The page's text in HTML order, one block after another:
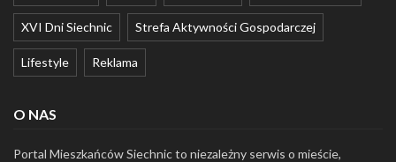
XVI Dni Siechnic Strefa Aktywności Gospodarczej
Lifestyle Reklama
O NAS
Portal Mieszkańców Siechnic to niezależny serwis o mieście,